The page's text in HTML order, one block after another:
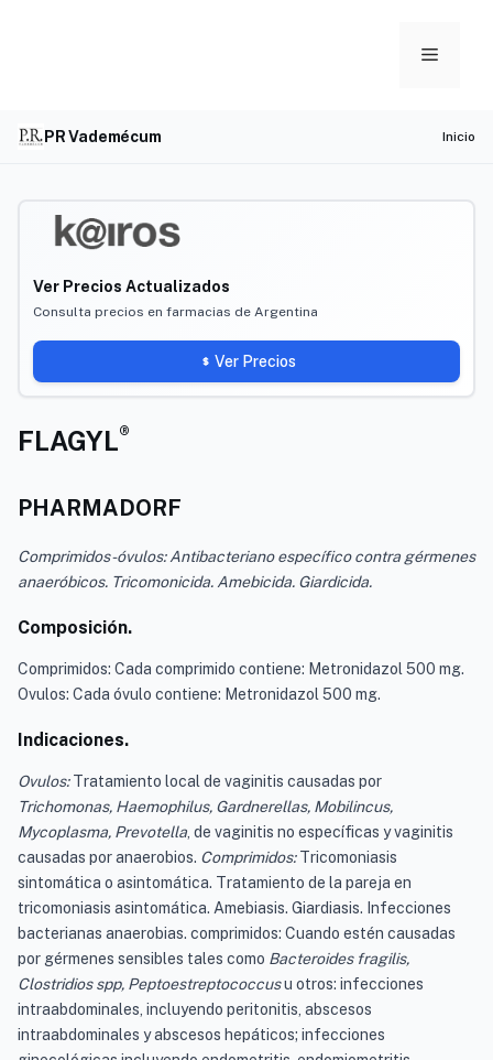
Menu
PR Vademécum Inicio
Ver Precios Actualizados
Consulta precios en farmacias de Argentina
Ver Precios
FLAGYL®
PHARMADORF
Comprimidos-óvulos: Antibacteriano específico contra gérmenes
anaeróbicos. Tricomonicida. Amebicida. Giardicida.
Composición.
Comprimidos: Cada comprimido contiene: Metronidazol 500 mg.
Ovulos: Cada óvulo contiene: Metronidazol 500 mg.
Indicaciones.
Ovulos:Tratamiento local de vaginitis causadas por
Trichomonas, Haemophilus, Gardnerellas, Mobilincus,
Mycoplasma, Prevotella , de vaginitis no específicas y vaginitis
causadas por anaerobios. Comprimidos:Tricomoniasis
sintomática o asintomática. Tratamiento de la pareja en
tricomoniasis asintomática. Amebiasis. Giardiasis. Infecciones
bacterianas anaerobias. comprimidos: Cuando estén causadas
por gérmenes sensibles tales como Bacteroides fragilis,
Clostridios spp, Peptoestreptococcusu otros: infecciones
intraabdominales, incluyendo peritonitis, abscesos
intraabdominales y abscesos hepáticos; infecciones